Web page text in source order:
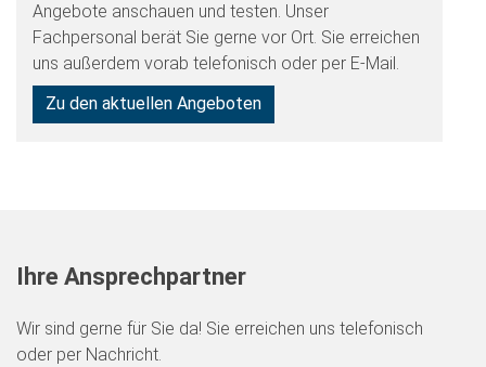
Angebote anschauen und testen. Unser
Fachpersonal berät Sie gerne vor Ort. Sie erreichen
uns außerdem vorab telefonisch oder per E-Mail.
Zu den aktuellen Angeboten
Ihre Ansprechpartner
Wir sind gerne für Sie da! Sie erreichen uns telefonisch
oder per Nachricht.